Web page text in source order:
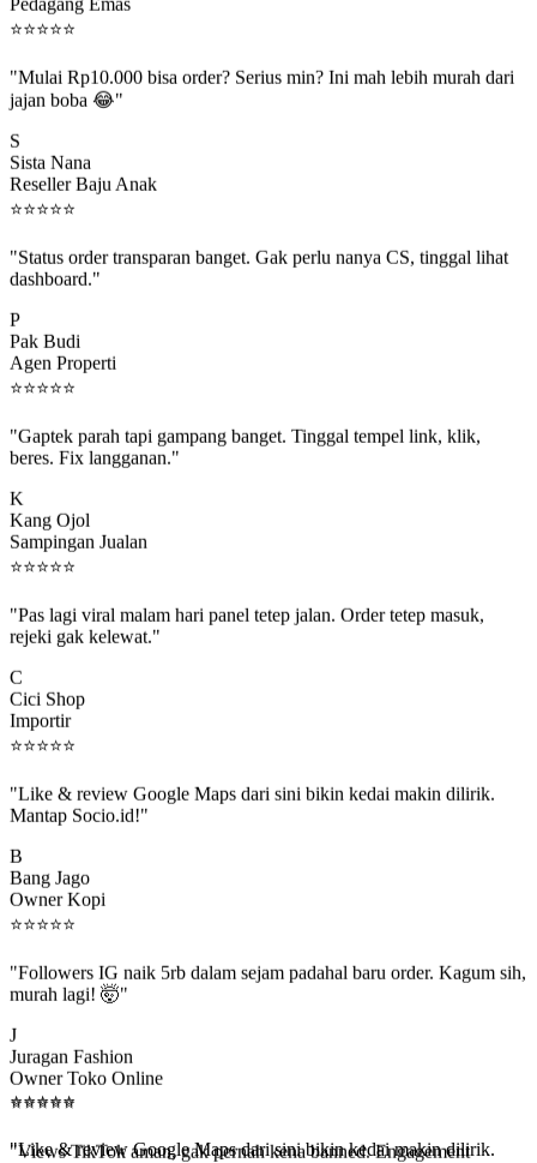
⭐⭐⭐⭐⭐
jajan boba 😂"
Sista Nana
Reseller Baju Anak
⭐⭐⭐⭐⭐
dashboard."
Pak Budi
Agen Properti
⭐⭐⭐⭐⭐
beres. Fix langganan."
Kang Ojol
Sampingan Jualan
⭐⭐⭐⭐⭐
rejeki gak kelewat."
Cici Shop
Importir
⭐⭐⭐⭐⭐
Mantap Socio.id!"
Bang Jago
Owner Kopi
⭐⭐⭐⭐ ⭐
murah lagi! 🤯"
Juragan Fashion
Owner Toko Online
⭐⭐⭐⭐ ⭐
beneran naik, algoritma suka."